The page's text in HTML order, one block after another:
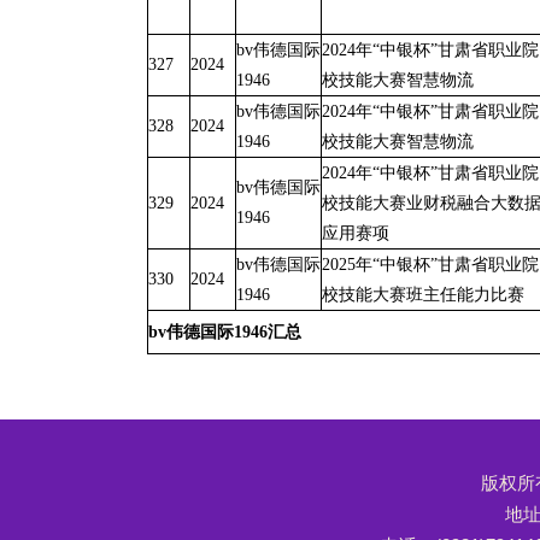
327 2024
bv伟德国际
1946
2024年“中银杯”甘肃省职业院
校技能大赛智慧物流
328 2024
bv伟德国际
1946
2024年“中银杯”甘肃省职业院
校技能大赛智慧物流
329 2024
bv伟德国际
1946
2024年“中银杯”甘肃省职业院
校技能大赛业财税融合大数据
应用赛项
330 2024
bv伟德国际
1946
2025年“中银杯”甘肃省职业院
校技能大赛班主任能力比赛
bv伟德国际1946汇总
版权所
地